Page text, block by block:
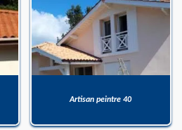
Artisan peintre 40